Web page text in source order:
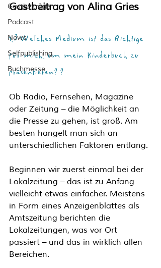
Gastbeiträge
Podcast
News
Selfpublishing
Buchmesse
Gastbeitrag von Alina Gries
1.) Welches Medium ist das Richtige
für mich, um mein Kinderbuch zu
präsentieren? ?
Ob Radio, Fernsehen, Magazine
oder Zeitung – die Möglichkeit an
die Presse zu gehen, ist groß. Am
besten hangelt man sich an
unterschiedlichen Faktoren entlang.
Beginnen wir zuerst einmal bei der
Lokalzeitung – das ist zu Anfang
vielleicht etwas einfacher. Meistens
in Form eines Anzeigenblattes als
Amtszeitung berichten die
Lokalzeitungen, was vor Ort
passiert – und das in wirklich allen
Bereichen.